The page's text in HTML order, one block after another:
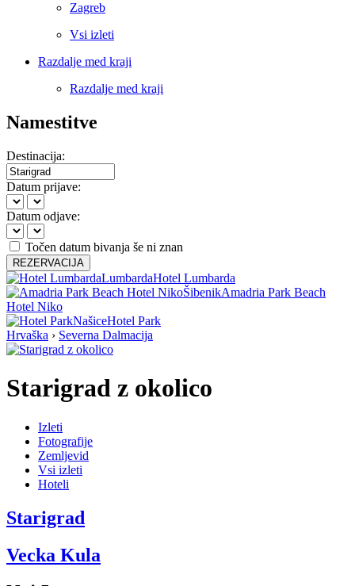
Zagreb
Vsi izleti
Razdalje med kraji
Razdalje med kraji
Namestitve
Destinacija:
Datum prijave:
Datum odjave:
Točen datum bivanja še ni znan
REZERVACIJA
LumbardaHotel Lumbarda
ŠibenikAmadria Park Beach
Hotel Niko
NašiceHotel Park
Hrvaška › Severna Dalmacija
Starigrad z okolico
Izleti
Fotografije
Zemljevid
Vsi izleti
Hoteli
Starigrad
Vecka Kula